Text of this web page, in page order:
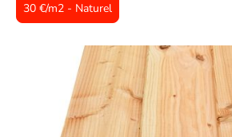
30 €/m2 - Naturel